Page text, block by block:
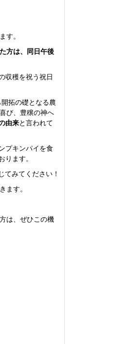
す。
方は、同日午後
収穫を祝う祝日
拓の礎となる農
び、豊穣の神へ
由来と言われて
プキンパイを食
ります。
てみてください！
ます。
は、ぜひこの機